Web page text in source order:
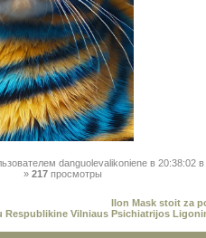
danguolevalikonieneв 20:38:02 в
217просмотры
Ilon Mask stoit za
Respublikine Vilniaus Psichiatrijos